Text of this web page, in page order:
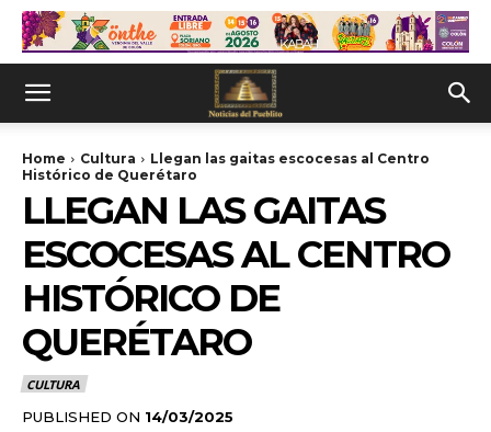
Home Cultura
Llegan las gaitas escocesas al Centro
Histórico de Querétaro
LLEGAN LAS GAITAS
ESCOCESAS AL CENTRO
HISTÓRICO DE
QUERÉTARO
CULTURA
PUBLISHED ON 14/03/2025